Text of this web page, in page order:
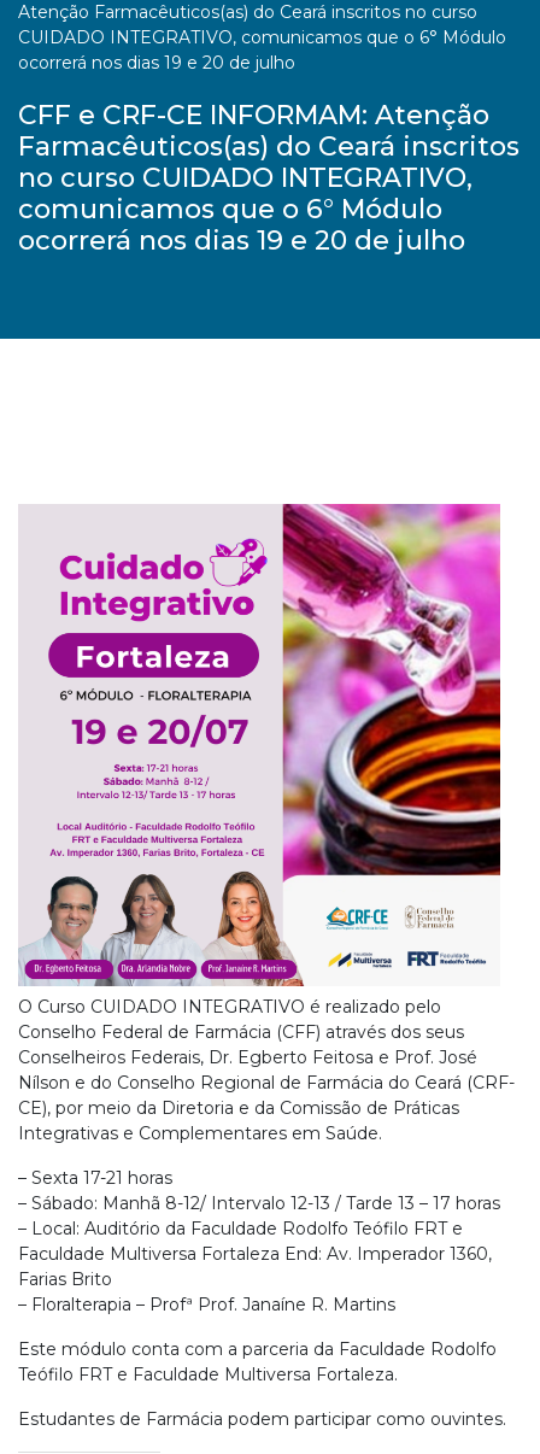
Atenção Farmacêuticos(as) do Ceará inscritos no curso
CUIDADO INTEGRATIVO, comunicamos que o 6° Módulo
ocorrerá nos dias 19 e 20 de julho
CFF e CRF-CE INFORMAM: Atenção
Farmacêuticos(as) do Ceará inscritos
no curso CUIDADO INTEGRATIVO,
comunicamos que o 6° Módulo
ocorrerá nos dias 19 e 20 de julho
O Curso CUIDADO INTEGRATIVO é realizado pelo
Conselho Federal de Farmácia (CFF) através dos seus
Conselheiros Federais, Dr. Egberto Feitosa e Prof. José
Nílson e do Conselho Regional de Farmácia do Ceará (CRF-
CE), por meio da Diretoria e da Comissão de Práticas
Integrativas e Complementares em Saúde.
– Sexta 17-21 horas
– Sábado: Manhã 8-12/ Intervalo 12-13 / Tarde 13 – 17 horas
– Local: Auditório da Faculdade Rodolfo Teófilo FRT e
Faculdade Multiversa Fortaleza End: Av. Imperador 1360,
Farias Brito
– Floralterapia – Profª Prof. Janaíne R. Martins
Este módulo conta com a parceria da Faculdade Rodolfo
Teófilo FRT e Faculdade Multiversa Fortaleza.
Estudantes de Farmácia podem participar como ouvintes.